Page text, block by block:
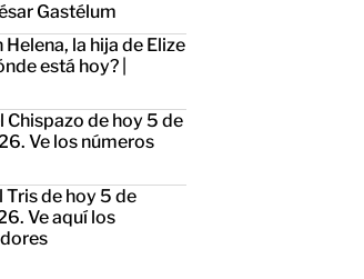
Gastélum
Helena, la hija de Elize
está hoy? |
Chispazo de hoy 5 de
Ve los números
Tris de hoy 5 de
Ve aquí los